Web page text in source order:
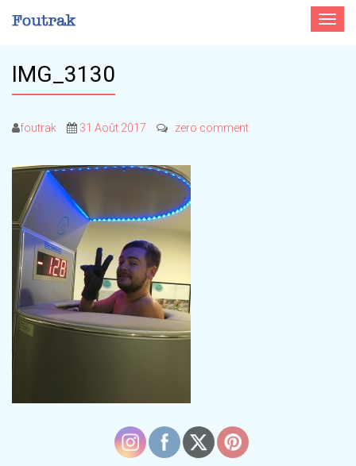
Toggle
IMG_3130
foutrak 31 Août 2017 zero comment